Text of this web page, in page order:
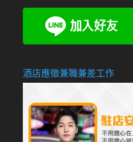
酒店應徵兼職兼差工作